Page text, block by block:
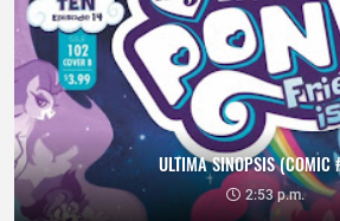
ULTIMA SINOPSIS (COMIC
2:53 p.m.